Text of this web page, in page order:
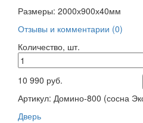
Размеры: 2000х900х40мм
Отзывы и комментарии (0)
Количество, шт.
10 990 руб.
Артикул: Домино-800 (сосна
Дверь